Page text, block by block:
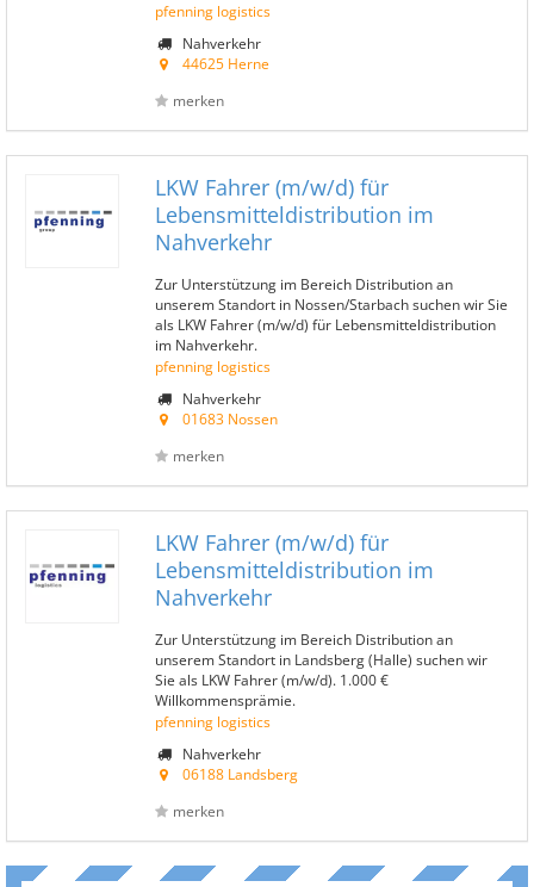
pfenning logistics
Nahverkehr
44625 Herne
merken
LKW Fahrer (m/w/d) für
Lebensmitteldistribution im
Nahverkehr
Zur Unterstützung im Bereich Distribution an
unserem Standort in Nossen/Starbach suchen wir Sie
als LKW Fahrer (m/w/d) für Lebensmitteldistribution
im Nahverkehr.
pfenning logistics
Nahverkehr
01683 Nossen
merken
LKW Fahrer (m/w/d) für
Lebensmitteldistribution im
Nahverkehr
Zur Unterstützung im Bereich Distribution an
unserem Standort in Landsberg (Halle) suchen wir
Sie als LKW Fahrer (m/w/d). 1.000 €
Willkommensprämie.
pfenning logistics
Nahverkehr
06188 Landsberg
merken